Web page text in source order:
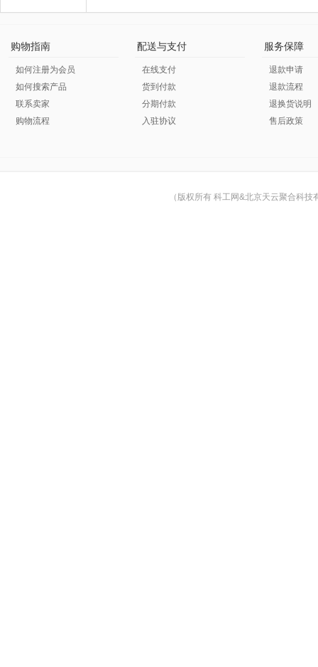
购物指南
如何注册为会员
如何搜索产品
联系卖家
购物流程
配送与支付
在线支付
货到付款
分期付款
入驻协议
服务保障
退款申请
退款流程
退换货说明
售后政策
（版权所有 科工网&北京天云聚合科